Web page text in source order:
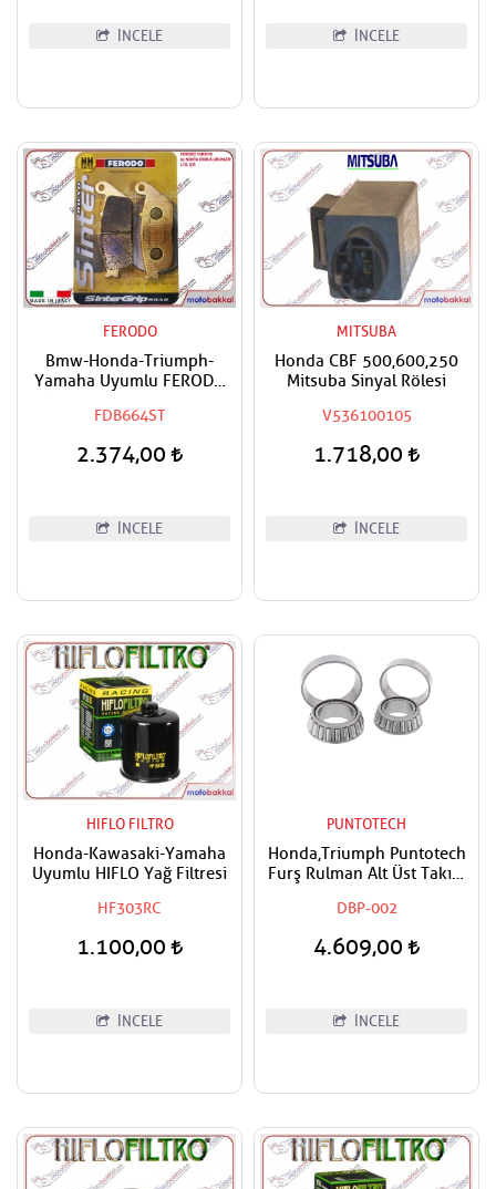
İNCELE İNCELE
FERODO
Bmw-Honda-Triumph-
Yamaha Uyumlu FERODO
Balatası
FDB664ST
2.374,00
İNCELE
MITSUBA
Honda CBF 500,600,250
Mitsuba Sinyal Rölesi
V536100105
1.718,00
İNCELE
HIFLO FILTRO
Honda-Kawasaki-Yamaha
Uyumlu HIFLO Yağ Filtresi
HF303RC
1.100,00
İNCELE
PUNTOTECH
Honda,Triumph Puntotech
Furş Rulman Alt Üst Takım
DBP-002
4.609,00
İNCELE